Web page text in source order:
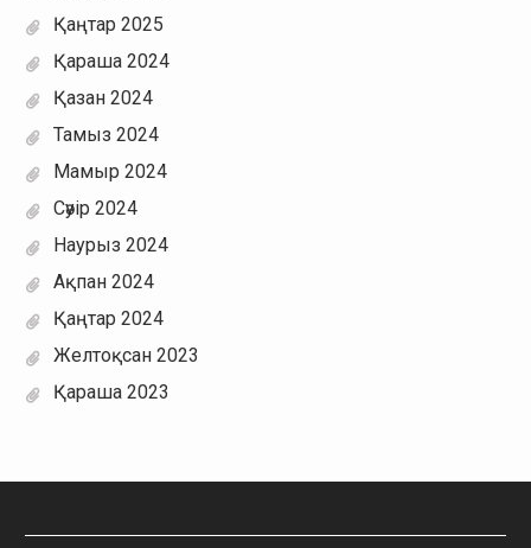
Қаңтар 2025
Қараша 2024
Қазан 2024
Тамыз 2024
Мамыр 2024
Сәуір 2024
Наурыз 2024
Ақпан 2024
Қаңтар 2024
Желтоқсан 2023
Қараша 2023